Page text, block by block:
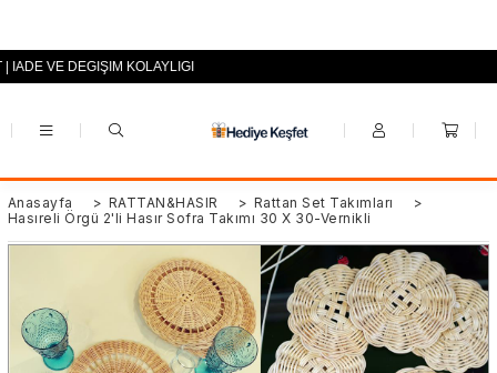
+90 (0553) 694 94 70
İADE VE DEĞİŞİM KOLAYLIĞI
Anasayfa > RATTAN&HASIR > Rattan Set Takımları
>
Hasıreli Örgü 2'li Hasır Sofra Takımı 30 X 30-Vernikli